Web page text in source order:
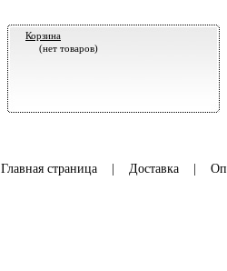
Корзина
(нет товаров)
Главная страница| Доставка|